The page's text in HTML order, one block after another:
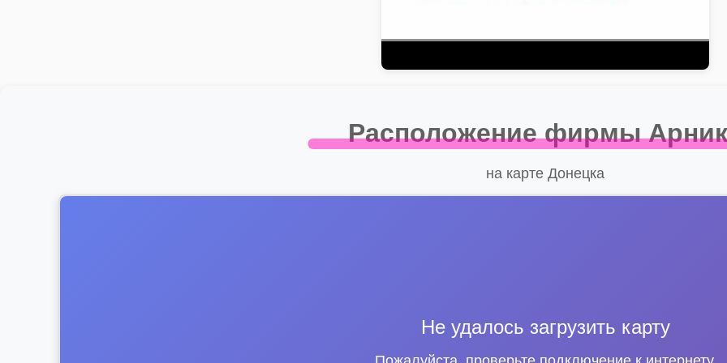
Расположение фирмы
на карте Донецка
Не удалось загрузить карту